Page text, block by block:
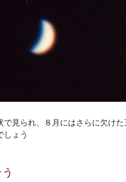
で見られ、８月にはさらに欠け
しょう